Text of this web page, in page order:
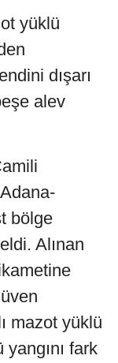
yüklü
dışarı
alev
bölge
Alınan
mazot yüklü
yangını fark